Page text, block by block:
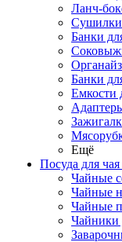
Ланч-
Сушилки
Банки
Банки
Емкости
Ещё
Посуда для
Чайные
Чайные
Чайные
Чайники